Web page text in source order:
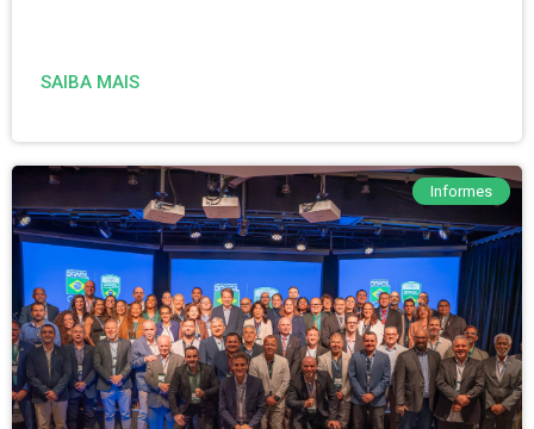
SAIBA MAIS
Informes